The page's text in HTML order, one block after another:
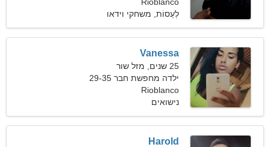
לְעַסוֹת, משחקי וידאו
Vanessa
25 שנים, מזל שור
ילדה מחפשת חבר 29-35
Rioblanco
נישואים
Harold